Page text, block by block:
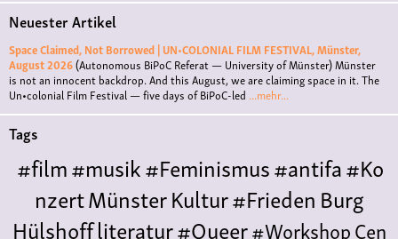
Neuester Artikel
Space Claimed, Not Borrowed | UN•COLONIAL FILM FESTIVAL, Münster,
August 2026(Autonomous BiPoC Referat — University of Münster)Münster
is not an innocent backdrop. And this August, we are claiming space in it. The
Un•colonial Film Festival — five days of BiPoC-led ...mehr...
Tags
#film#musik#Feminismus#antifa#Ko
nzertMünsterKultur#FriedenBurg
Hülshoffliteratur#Queer#WorkshopCen